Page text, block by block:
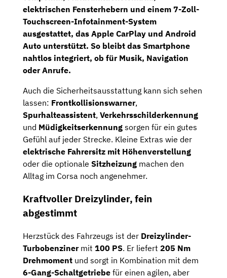
elektrischen Fensterhebern und einem 7-Zoll-
Touchscreen-Infotainment-System
ausgestattet, das Apple CarPlay und Android
Auto unterstützt. So bleibt das Smartphone
nahtlos integriert, ob für Musik, Navigation
oder Anrufe.
Auch die Sicherheitsausstattung kann sich sehen
lassen: Frontkollisionswarner,
Spurhalteassistent, Verkehrsschilderkennung
und Müdigkeitserkennung sorgen für ein gutes
Gefühl auf jeder Strecke. Kleine Extras wie der
elektrische Fahrersitz mit Höhenverstellung
oder die optionale Sitzheizung machen den
Alltag im Corsa noch angenehmer.
Kraftvoller Dreizylinder, fein
abgestimmt
Herzstück des Fahrzeugs ist der Dreizylinder-
Turbobenzinermit 100 PS. Er liefert 205 Nm
Drehmoment und sorgt in Kombination mit dem
6-Gang-Schaltgetriebe für einen agilen, aber